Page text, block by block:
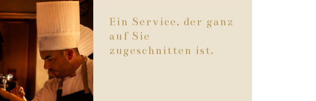
Ein Service, der ganz
auf Sie
zugeschnitten ist.